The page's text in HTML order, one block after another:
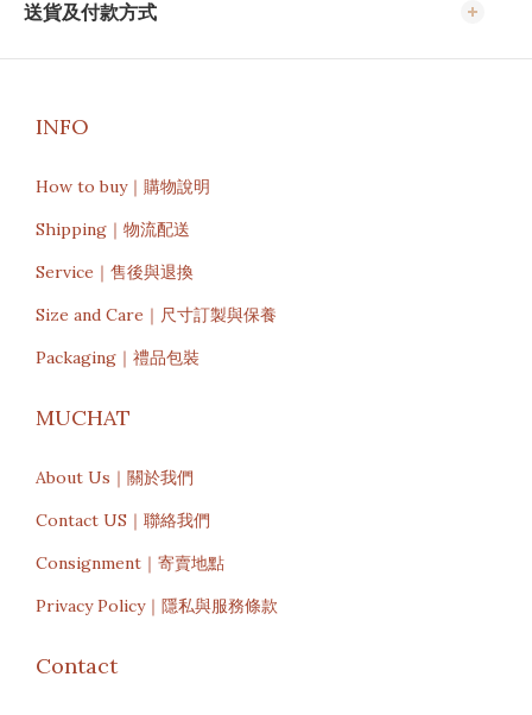
送貨及付款方式
INFO
How to buy｜購物說明
Shipping｜物流配送
Service｜售後與退換
Size and Care｜尺寸訂製與保養
Packaging｜禮品包裝
MUCHAT
About Us｜關於我們
Contact US｜聯絡我們
Consignment｜寄賣地點
Privacy Policy｜隱私與服務條款
Contact